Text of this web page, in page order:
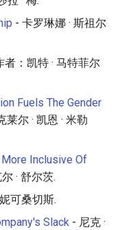
- 卡罗琳娜 · 斯祖尔
者：凯特 · 马特菲尔
Fuels The Gender
莱尔 · 凯恩 · 米勒
Inclusive Of
· 舒尔茨.
可桑切斯.
Slack - 尼克 ·